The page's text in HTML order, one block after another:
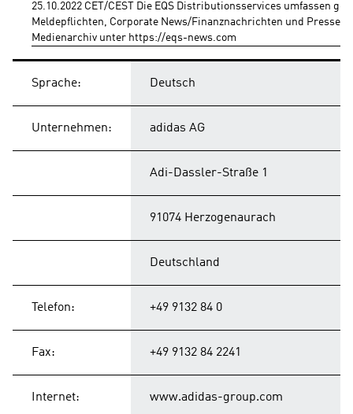
25.10.2022 CET/CEST Die EQS Distributionsservices umfassen
Meldepflichten, Corporate News/Finanznachrichten und
Medienarchiv unter https://eqs-news.com
Sprache: Deutsch
Unternehmen: adidas AG
Adi-Dassler-Straße 1
91074 Herzogenaurach
Deutschland
Telefon: +49 9132 84 0
Fax: +49 9132 84 2241
Internet: www.adidas-group.com